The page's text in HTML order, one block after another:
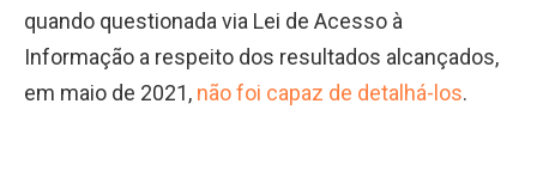
quando questionada via Lei de Acesso à
Informação a respeito dos resultados alcançados,
em maio de 2021, não foi capaz de detalhá-los.